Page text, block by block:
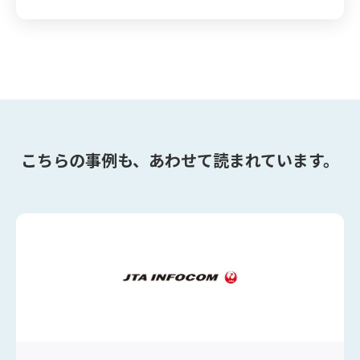
こちらの事例も、あわせて読まれています。